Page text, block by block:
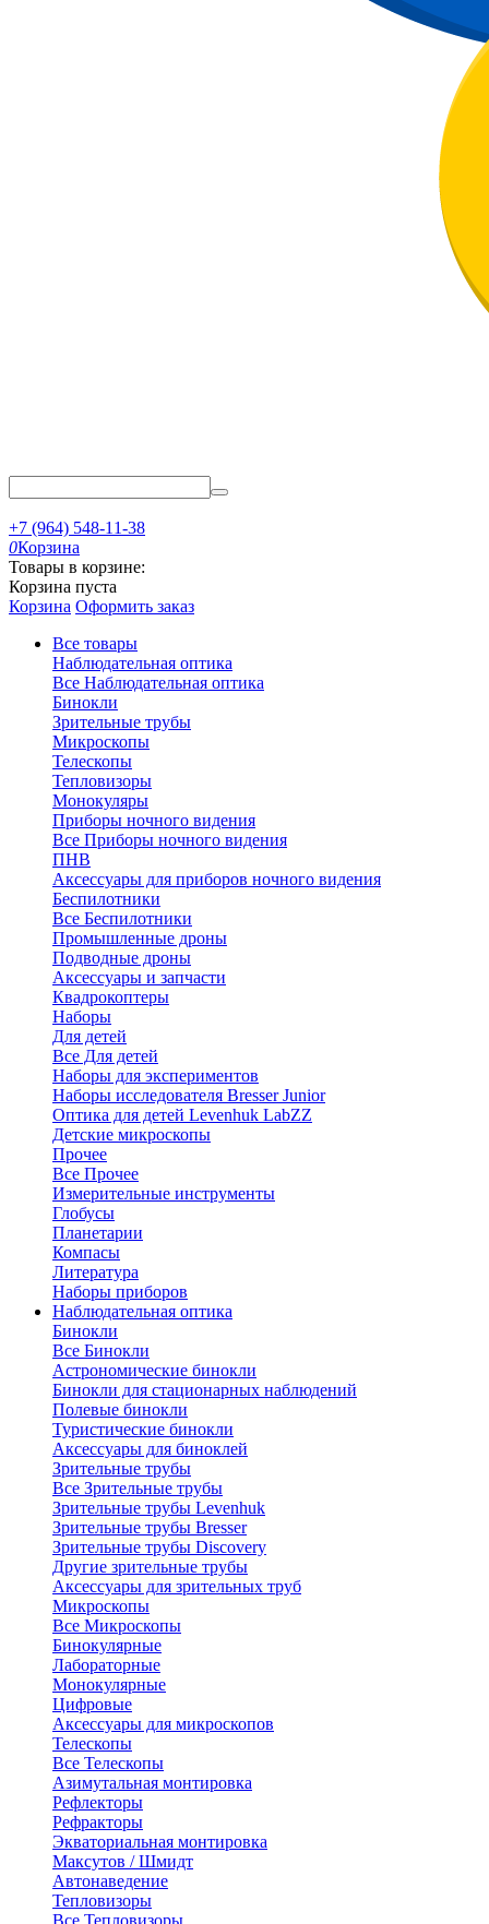
+7 (964) 548-11-38
0Корзина
Товары в корзине:
Корзина пуста
Корзина Оформить заказ
Все товары
Наблюдательная оптика
Все Наблюдательная оптика
Бинокли
Зрительные трубы
Микроскопы
Телескопы
Тепловизоры
Монокуляры
Приборы ночного видения
Все Приборы ночного видения
ПНВ
Аксессуары для приборов ночного видения
Беспилотники
Все Беспилотники
Промышленные дроны
Подводные дроны
Аксессуары и запчасти
Квадрокоптеры
Наборы
Для детей
Все Для детей
Наборы для экспериментов
Наборы исследователя Bresser Junior
Оптика для детей Levenhuk LabZZ
Детские микроскопы
Прочее
Все Прочее
Измерительные инструменты
Глобусы
Планетарии
Компасы
Литература
Наборы приборов
Наблюдательная оптика
Бинокли
Все Бинокли
Астрономические бинокли
Бинокли для стационарных наблюдений
Полевые бинокли
Туристические бинокли
Аксессуары для биноклей
Зрительные трубы
Все Зрительные трубы
Зрительные трубы Levenhuk
Зрительные трубы Bresser
Зрительные трубы Discovery
Другие зрительные трубы
Аксессуары для зрительных труб
Микроскопы
Все Микроскопы
Бинокулярные
Лабораторные
Монокулярные
Цифровые
Аксессуары для микроскопов
Телескопы
Все Телескопы
Азимутальная монтировка
Рефлекторы
Рефракторы
Экваториальная монтировка
Максутов / Шмидт
Автонаведение
Тепловизоры
Все Тепловизоры